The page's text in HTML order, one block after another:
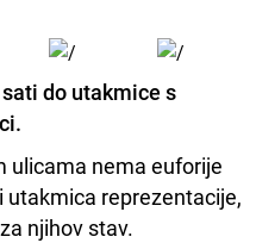
do utakmice s
ulicama nema euforije
utakmica reprezentacije,
za njihov stav.